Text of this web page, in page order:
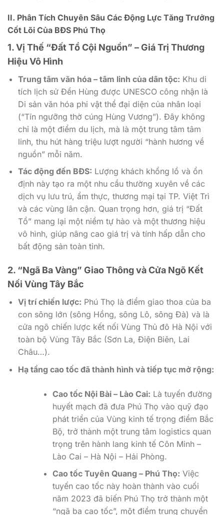
II. Phân Tích Chuyên Sâu Các Động Lực Tăng Trưởng
Cốt Lõi Của BĐS Phú Thọ
1. Vị Thế “Đất Tổ Cội Nguồn” – Giá Trị Thương
Hiệu Vô Hình
Trung tâm văn hóa – tâm linh của dân tộc: Khu di
tích lịch sử Đền Hùng được UNESCO công nhận là
Di sản văn hóa phi vật thể đại diện của nhân loại
(“Tín ngưỡng thờ cúng Hùng Vương”). Đây không
chỉ là một điểm du lịch, mà là một trung tâm tâm
linh, thu hút hàng triệu lượt người “hành hương về
nguồn” mỗi năm.
Tác động đến BĐS: Lượng khách khổng lồ và ổn
định này tạo ra một nhu cầu thường xuyên về các
dịch vụ lưu trú, ẩm thực, thương mại tại TP. Việt Trì
và các vùng lân cận. Quan trọng hơn, giá trị “Đất
Tổ” mang lại một niềm tự hào và một thương hiệu
vô hình, giúp nâng cao giá trị và tính hấp dẫn cho
bất động sản toàn tỉnh.
2. “Ngã Ba Vàng” Giao Thông và Cửa Ngõ Kết
Nối Vùng Tây Bắc
Vị trí chiến lược: Phú Thọ là điểm giao thoa của ba
con sông lớn (sông Hồng, sông Lô, sông Đà) và là
cửa ngõ chiến lược kết nối Vùng Thủ đô Hà Nội với
toàn bộ Vùng Tây Bắc (Sơn La, Điện Biên, Lai
Châu…).
Hạ tầng cao tốc đã thành hình và tiếp tục mở rộng:
Cao tốc Nội Bài – Lào Cai: Là tuyến đường
huyết mạch đã đưa Phú Thọ vào quỹ đạo
phát triển của Vùng kinh tế trọng điểm Bắc
Bộ, trở thành một trung tâm logistics quan
trọng trên hành lang kinh tế Côn Minh –
Lào Cai – Hà Nội – Hải Phòng.
Cao tốc Tuyên Quang – Phú Thọ: Việc
tuyến cao tốc này hoàn thành vào cuối
năm 2023 đã biến Phú Thọ trở thành một
“ngã ba cao tốc”, một điểm trung chuyển